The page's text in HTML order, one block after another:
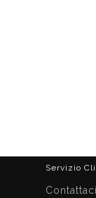
Servizio
Contattaci